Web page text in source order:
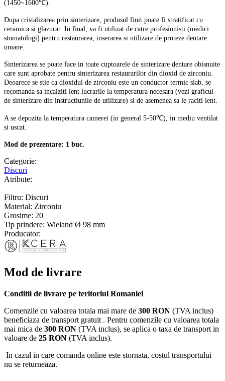
(1450~1600℃).
Dupa cristalizarea prin sinterizare, produsul finit poate fi stratificat cu
ceramica si glazurat. In final, va fi utilizat de catre profesionisti (medici
stomatologi) pentru restaurarea, inserarea si utilizare de proteze dentare
umane.
Sinterizarea se poate face in toate cuptoarele de sinterizare dentare obisnuite
care sunt aprobate pentru sinterizarea restaurarilor din dioxid de zirconiu.
Deoarece se stie ca dioxidul de zirconiu este un conductor termic slab, se
recomanda sa incalziti lent lucrarile la temperatura necesara (vezi graficul
de sinterizare din instructiunile de utilizare) si de asemenea sa le raciti lent.
A se depozita la temperatura camerei (in general 5-50℃), in mediu ventilat
si uscat.
Mod de prezentare: 1 buc.
Categorie:
Discuri
Atribute:
Filtru: Discuri
Material: Zirconiu
Grosime: 20
Tip prindere: Wieland Ø 98 mm
Producator:
Mod de livrare
Conditii de livrare pe teritoriul Romaniei
Comenzile cu valoarea totala mai mare de 300 RON (TVA inclus)
beneficiaza de transport gratuit . Pentru comenzile cu valoarea totala
mai mica de 300 RON (TVA inclus), se aplica o taxa de transport in
valoare de 25 RON (TVA inclus).
In cazul in care comanda online este stornata, costul transportului
nu se returneaza.